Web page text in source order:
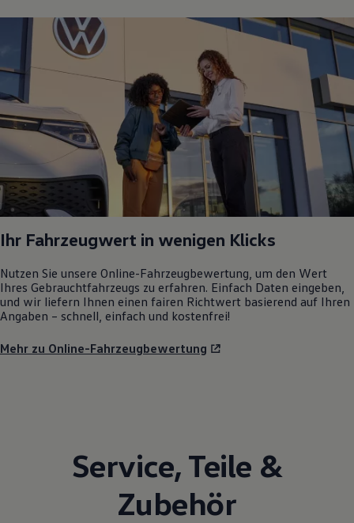
Ihr Fahrzeugwert in wenigen Klicks
Nutzen Sie unsere Online-Fahrzeugbewertung, um den Wert
Ihres Gebrauchtfahrzeugs zu erfahren. Einfach Daten eingeben,
und wir liefern Ihnen einen fairen Richtwert basierend auf Ihren
Angaben – schnell, einfach und kostenfrei!
Mehr zu Online-Fahrzeugbewertung
Service, Teile &
Zubehör